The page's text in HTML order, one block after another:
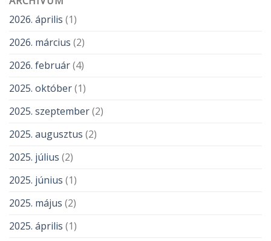
2026. április (1)
2026. március (2)
2026. február(4)
2025. október(1)
2025. szeptember(2)
2025. augusztus (2)
2025. július (2)
2025. június (1)
2025. május (2)
2025. április (1)